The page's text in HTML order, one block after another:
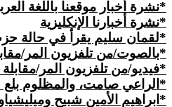
*نشرة أخبار موقعنا باللغة العربية ليوم
*نشرة أخبارنا الإنكليزية
*لقمان سليم يقرأ في حالة
*بالصوت/من تلفزيون المر/مقابلة
*فيديو/من تلفزيون المر/مقابلة مع
*الراعي صامت، والمظلوم بلع
*ابراهيم الأمين شبيح